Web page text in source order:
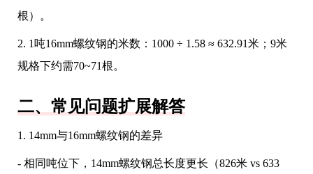
根）。
2. 1吨16mm螺纹钢的米数：1000 ÷ 1.58 ≈ 632.91米；9米
规格下约需70~71根。
二、常见问题扩展解答
1. 14mm与16mm螺纹钢的差异
- 相同吨位下，14mm螺纹钢总长度更长（826米 vs 633